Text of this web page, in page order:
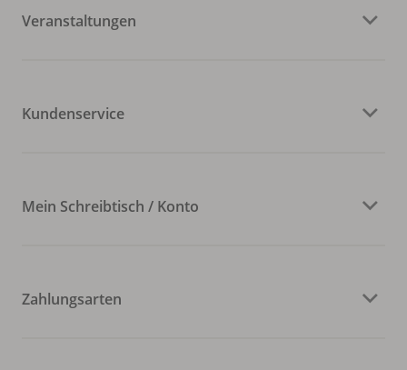
Veranstaltungen
Kundenservice
Mein Schreibtisch / Konto
Zahlungsarten